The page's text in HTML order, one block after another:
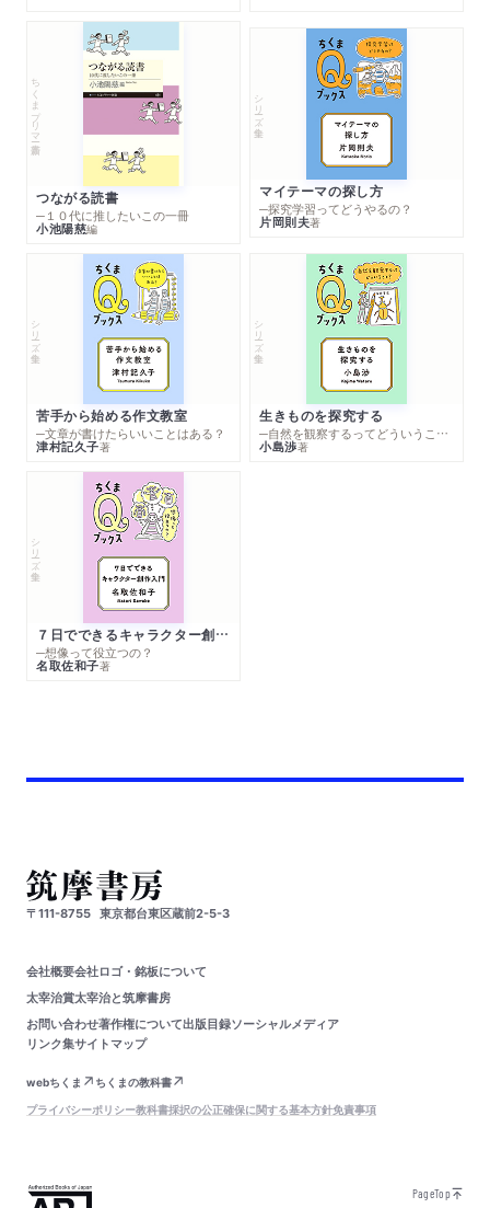
ちくまプリマー新書
つながる読書
─１０代に推したいこの一冊
小池陽慈編
シリーズ・全集
マイテーマの探し方
─探究学習ってどうやるの？
片岡則夫著
シリーズ・全集
苦手から始める作文教室
─文章が書けたらいいことはある？
津村記久子著
シリーズ・全集
生きものを探究する
─自然を観察するってどういうこと？
小島渉著
シリーズ・全集
７日でできるキャラクター創作入門
─想像って役立つの？
名取佐和子著
〒111-8755 東京都台東区蔵前2-5-3
会社概要会社ロゴ・銘板について
太宰治賞太宰治と筑摩書房
お問い合わせ著作権について出版目録ソーシャルメディア
リンク集サイトマップ
webちくま
ちくまの教科書
プライバシーポリシー教科書採択の公正確保に関する基本方針免責事項
PageTop